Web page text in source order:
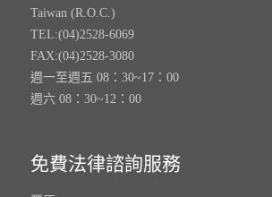
Taiwan (R.O.C.)
TEL:(04)2528-6069
FAX:(04)2528-3080
週一至週五 08：30~17：00
週六 08：30~12：00
免費法律諮詢服務